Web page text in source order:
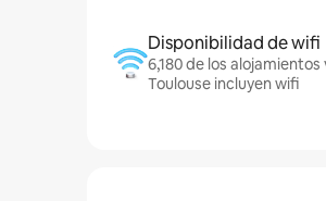
Disponibilidad de wifi
6,180 de los
Toulouse incluyen wifi